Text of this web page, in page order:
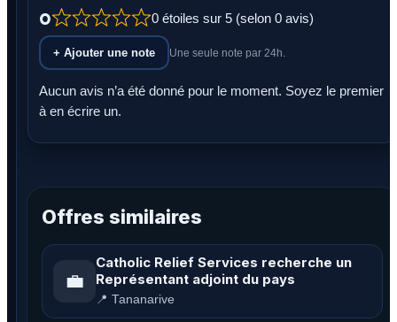
0 0 étoiles sur 5 (selon 0 avis)
+ Ajouter une note Une seule note par 24h.
Aucun avis n’a été donné pour le moment. Soyez le premier
à en écrire un.
Offres similaires
💼
Catholic Relief Services recherche un
Représentant adjoint du pays
📍 Tananarive